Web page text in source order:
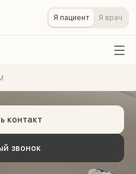
Я пациент Я врач
звонок
контакт